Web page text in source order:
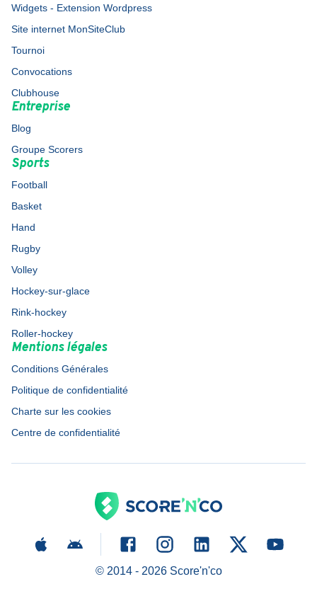
Widgets - Extension Wordpress
Site internet MonSiteClub
Tournoi
Convocations
Clubhouse
Entreprise
Blog
Groupe Scorers
Sports
Football
Basket
Hand
Rugby
Volley
Hockey-sur-glace
Rink-hockey
Roller-hockey
Mentions légales
Conditions Générales
Politique de confidentialité
Charte sur les cookies
Centre de confidentialité
© 2014 - 2026Score'n'co